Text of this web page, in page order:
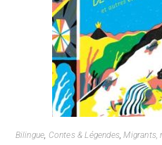
Bilingue, Contes & Légendes,Migrants,